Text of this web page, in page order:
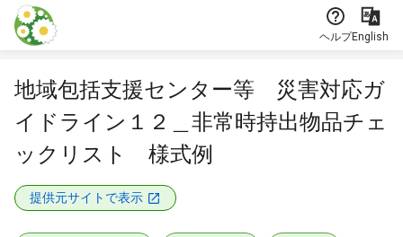
本文に飛ぶ
ヘルプEnglish
地域包括支援センター等 災害対応ガ
イドライン１２＿非常時持出物品チェ
ックリスト 様式例
提供元サイトで表示